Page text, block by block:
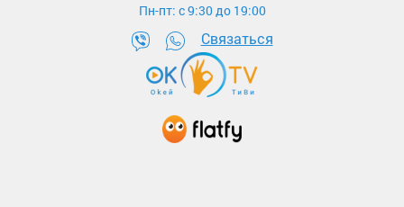
Пн-пт: c 9:30 до 19:00
Связаться